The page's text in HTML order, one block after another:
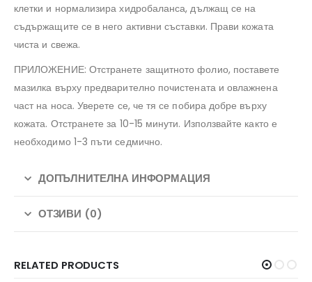
клетки и нормализира хидробаланса, дължащ се на
съдържащите се в него активни съставки. Прави кожата
чиста и свежа.
ПРИЛОЖЕНИЕ: Отстранете защитното фолио, поставете
мазилка върху предварително почистената и овлажнена
част на носа. Уверете се, че тя се побира добре върху
кожата. Отстранете за 10-15 минути. Използвайте както е
необходимо 1-3 пъти седмично.
ДОПЪЛНИТЕЛНА ИНФОРМАЦИЯ
ОТЗИВИ (0)
RELATED PRODUCTS